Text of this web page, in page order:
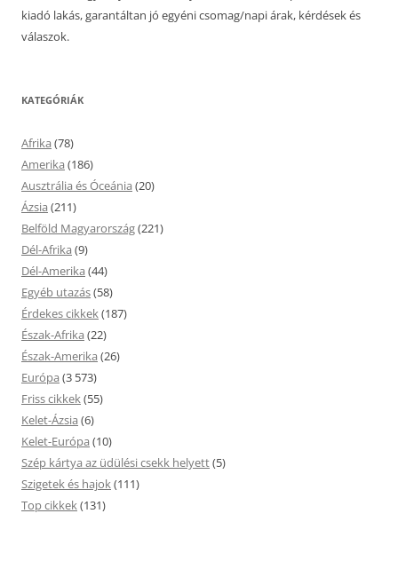
kiadó lakás, garantáltan jó egyéni csomag/napi árak, kérdések és
válaszok.
KATEGÓRIÁK
Afrika (78)
Amerika (186)
Ausztrália és Óceánia (20)
Ázsia (211)
Belföld Magyarország(221)
Dél-Afrika (9)
Dél-Amerika (44)
Egyéb utazás(58)
Érdekes cikkek(187)
Észak-Afrika (22)
Észak-Amerika (26)
Európa (3 573)
Friss cikkek(55)
Kelet-Ázsia (6)
Kelet-Európa (10)
Szép kártya az üdülési csekk helyett(5)
Szigetek és hajok(111)
Top cikkek(131)